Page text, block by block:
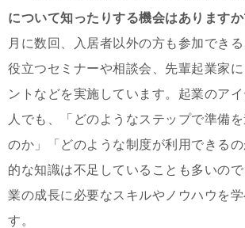
について知ったりする機会はあります
月に数回、入居者以外の方も参加でき
役立つセミナーや相談会、先輩起業家
ントなどを実施しています。起業のア
人でも、「どのようなステップで準備
のか」「どのような制度が利用できる
的な知識は不足していることも多いの
業の成長に必要なスキルやノウハウを
す。